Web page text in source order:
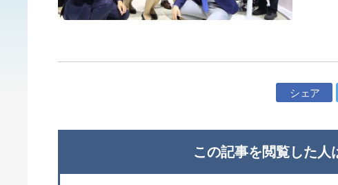
シェア
この記事を閲覧した人